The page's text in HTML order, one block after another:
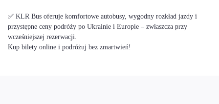
✅ KLR Bus oferuje komfortowe autobusy, wygodny rozkład jazdy i
przystępne ceny podróży po Ukrainie i Europie – zwłaszcza przy
wcześniejszej rezerwacji.
Kup bilety online i podróżuj bez zmartwień!